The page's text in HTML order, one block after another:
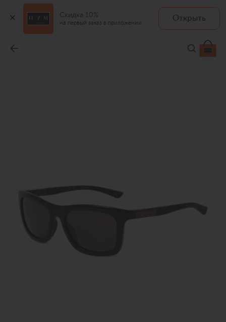
Скидка 10%
на первый заказ в приложении
Открыть
42 200 ₽